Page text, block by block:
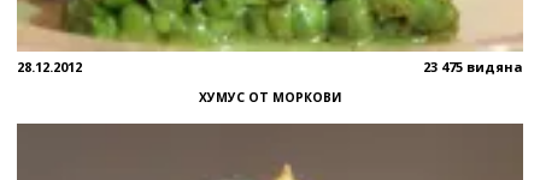
28.12.2012 23 475 видяна
ХУМУС ОТ МОРКОВИ